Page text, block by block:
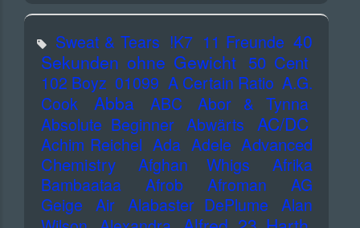
Sweat & Tears !K7 11 Freunde 40
Sekunden ohne Gewicht 50 Cent
102 Boyz 01099 A Certain Ratio A.G.
Cook
Abba ABC
Abor & Tynna
Absolute Beginner Abwärts AC/DC
Achim Reichel Ada Adele Advanced
Chemistry
Afghan Whigs
Afrika
Bambaataa
Afrob Afroman
AG
Geige
Air Alabaster DePlume
Alan